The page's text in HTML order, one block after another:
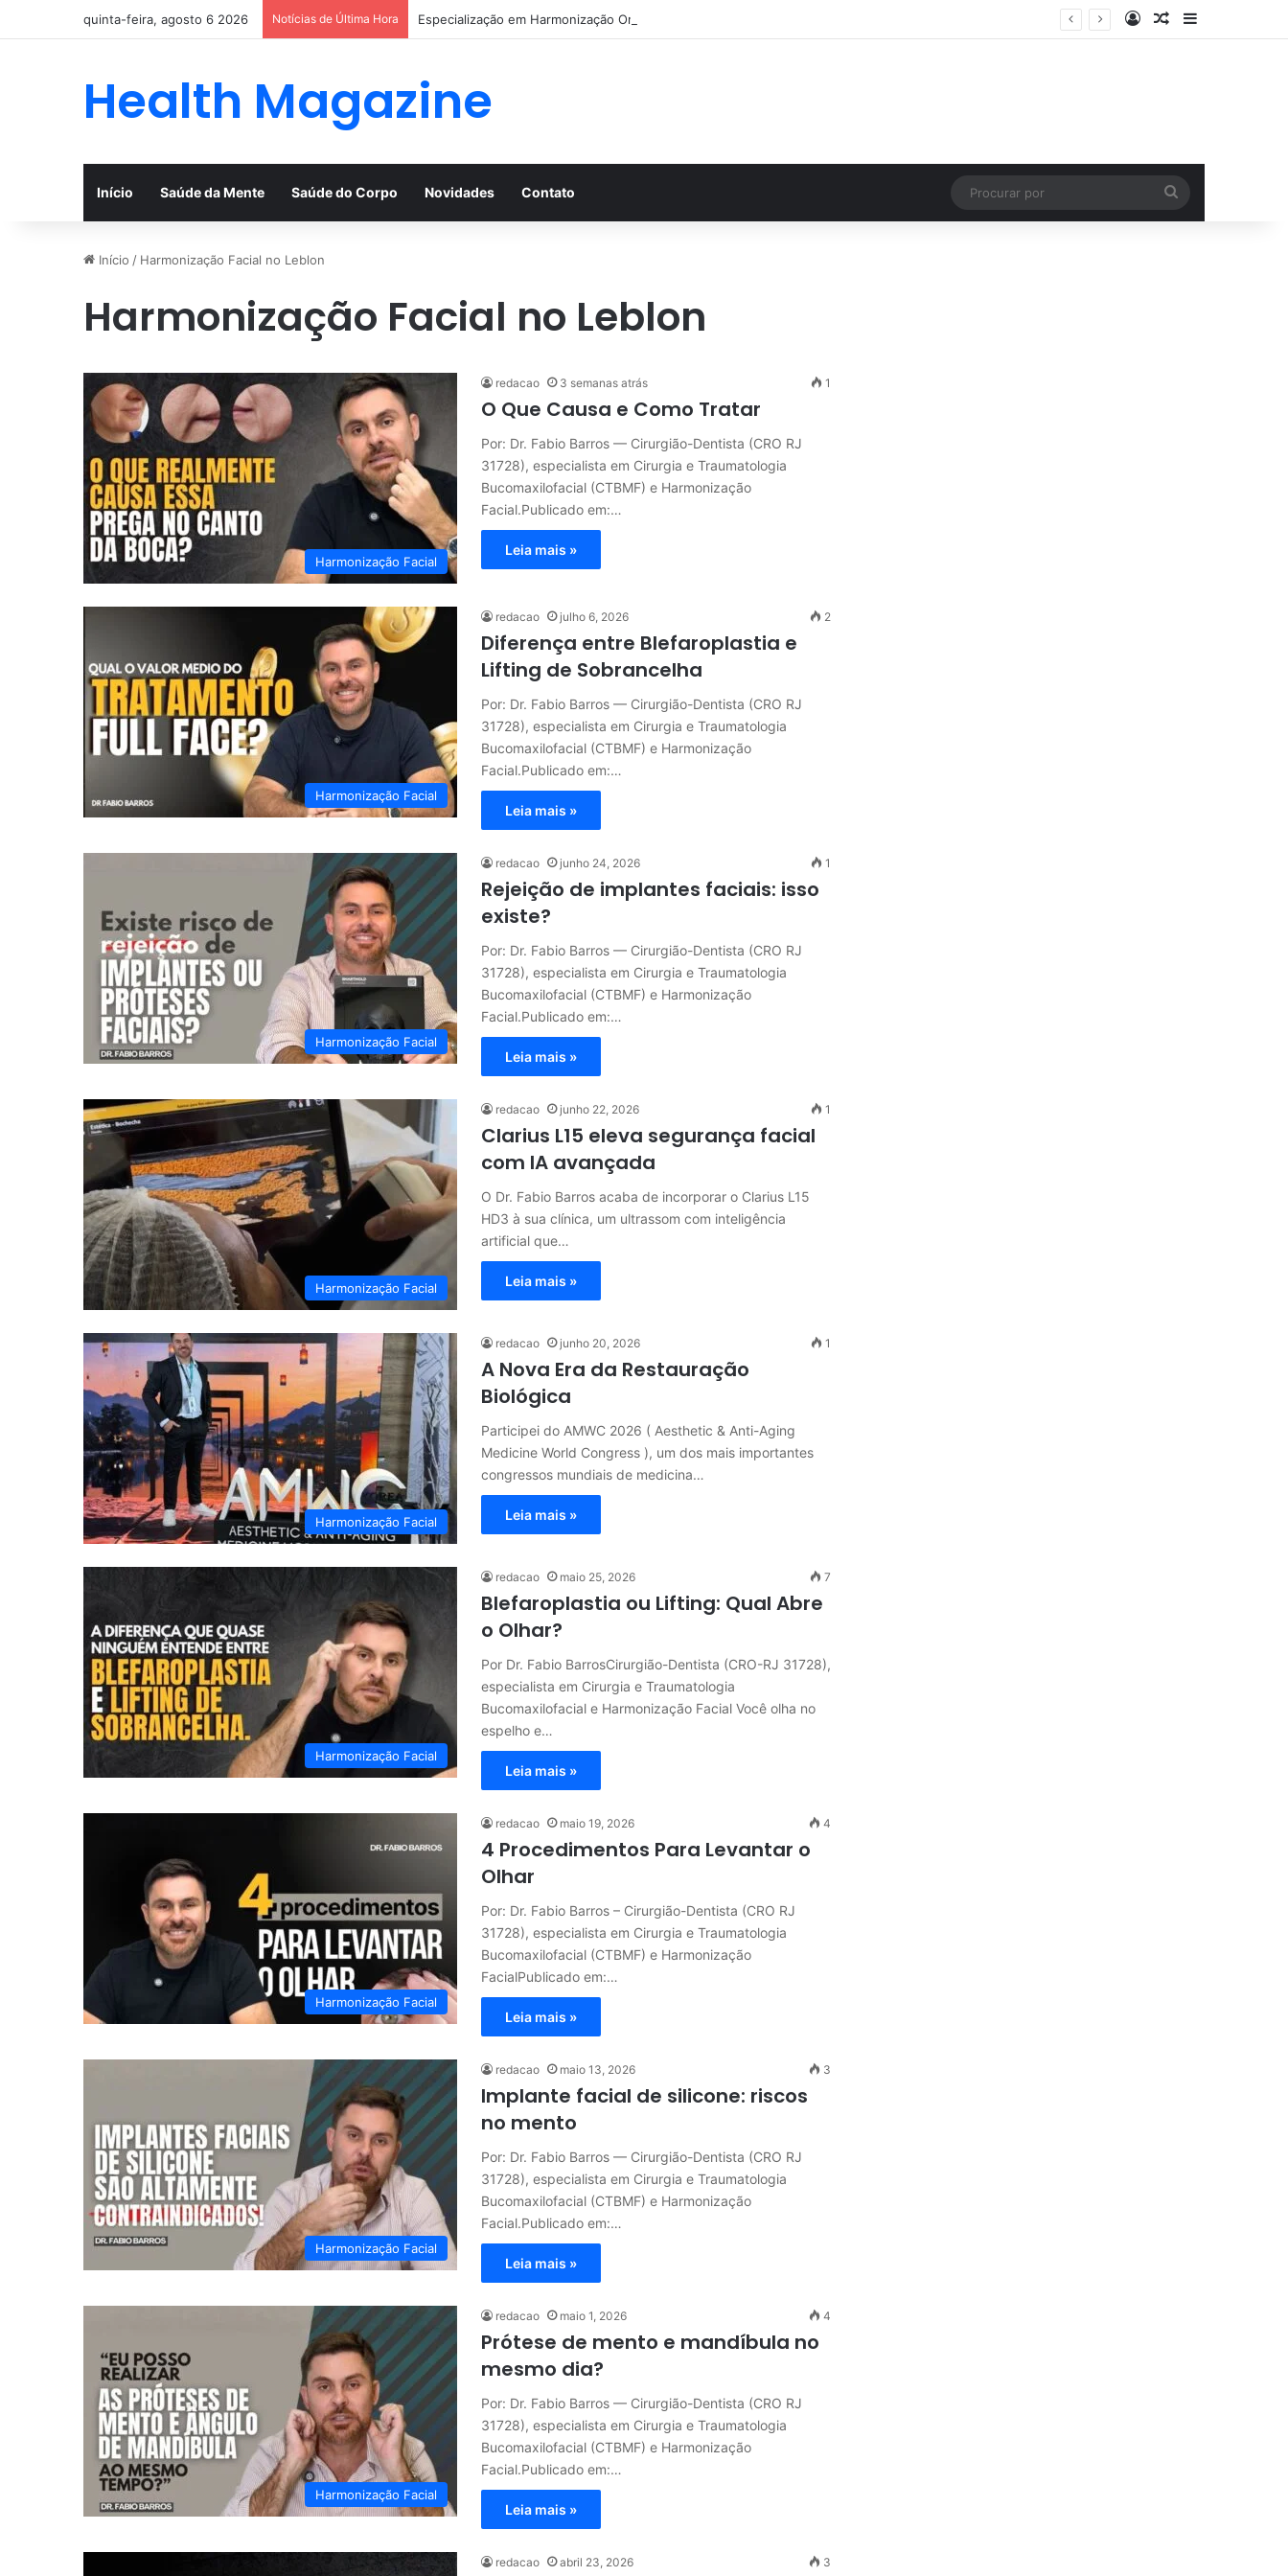
quinta-feira, agosto 6 2026 Notícias de Última Hora Especialização em Harmonização Orofacial com base científica EntrarArtigo aleatório
Barra Lateral
Health Magazine
Início Saúde da Mente Saúde do Corpo Novidades Contato
por
Início / Harmonização Facial no Leblon
Harmonização Facial no Leblon
Harmonização Facial
redacao 3 semanas atrás 1
O Que Causa e Como Tratar
Por: Dr. Fabio Barros — Cirurgião-Dentista (CRO RJ
31728), especialista em Cirurgia e Traumatologia
Bucomaxilofacial (CTBMF) e Harmonização
Facial.Publicado em:…
Leia mais »
Harmonização Facial
redacao julho 6, 2026 2
Diferença entre Blefaroplastia e
Lifting de Sobrancelha
Por: Dr. Fabio Barros — Cirurgião-Dentista (CRO RJ
31728), especialista em Cirurgia e Traumatologia
Bucomaxilofacial (CTBMF) e Harmonização
Facial.Publicado em:…
Leia mais »
Harmonização Facial
redacao junho 24, 2026 1
Rejeição de implantes faciais: isso
existe?
Por: Dr. Fabio Barros — Cirurgião-Dentista (CRO RJ
31728), especialista em Cirurgia e Traumatologia
Bucomaxilofacial (CTBMF) e Harmonização
Facial.Publicado em:…
Leia mais »
Harmonização Facial
redacao junho 22, 2026 1
Clarius L15 eleva segurança facial
com IA avançada
O Dr. Fabio Barros acaba de incorporar o Clarius L15
HD3 à sua clínica, um ultrassom com inteligência
artificial que…
Leia mais »
Harmonização Facial
redacao junho 20, 2026 1
A Nova Era da Restauração
Biológica
Participei do AMWC 2026 ( Aesthetic & Anti-Aging
Medicine World Congress ), um dos mais importantes
congressos mundiais de medicina…
Leia mais »
Harmonização Facial
redacao maio 25, 2026 7
Blefaroplastia ou Lifting: Qual Abre
o Olhar?
Por Dr. Fabio BarrosCirurgião-Dentista (CRO-RJ 31728),
especialista em Cirurgia e Traumatologia
Bucomaxilofacial e Harmonização Facial Você olha no
espelho e…
Leia mais »
Harmonização Facial
redacao maio 19, 2026 4
4 Procedimentos Para Levantar o
Olhar
Por: Dr. Fabio Barros – Cirurgião-Dentista (CRO RJ
31728), especialista em Cirurgia e Traumatologia
Bucomaxilofacial (CTBMF) e Harmonização
FacialPublicado em:…
Leia mais »
Harmonização Facial
redacao maio 13, 2026 3
Implante facial de silicone: riscos
no mento
Por: Dr. Fabio Barros — Cirurgião-Dentista (CRO RJ
31728), especialista em Cirurgia e Traumatologia
Bucomaxilofacial (CTBMF) e Harmonização
Facial.Publicado em:…
Leia mais »
Harmonização Facial
redacao maio 1, 2026 4
Prótese de mento e mandíbula no
mesmo dia?
Por: Dr. Fabio Barros — Cirurgião-Dentista (CRO RJ
31728), especialista em Cirurgia e Traumatologia
Bucomaxilofacial (CTBMF) e Harmonização
Facial.Publicado em:…
Leia mais »
redacao abril 23, 2026 3